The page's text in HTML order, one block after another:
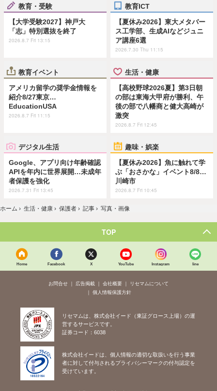
教育・受験
【大学受験2027】神戸大
「志」特別選抜を終了
2026.8.7 Fri 13:15
教育ICT
【夏休み2026】東大メタバー
ス工学部、生成AIなどジュニ
ア講座6選
2026.7.30 Thu 11:15
教育イベント
アメリカ留学の奨学金情報を
紹介8/27東京…
EducationUSA
2026.8.7 Fri 11:15
生活・健康
【高校野球2026夏】第3日朝
の部は東海大甲府が勝利、午
後の部で八幡商と健大高崎が
激突
2026.8.7 Fri 12:45
デジタル生活
Google、アプリ向け年齢確認
APIを年内に世界展開…未成年
者保護を強化
2026.7.31 Fri 13:45
趣味・娯楽
【夏休み2026】魚に触れて学
ぶ「おさかな」イベント8/8…
川崎市
2026.8.7 Fri 10:45
ホーム › 生活・健康 › 保護者 › 記事 › 写真・画像
TOP
Home Facebook X YouTube Instagram line
お問合せ 広告掲載 会社概要
リセマムについて
個人情報保護方針
リセマムは、株式会社イード（東証グロース上場）の運
営するサービスです。
証券コード：6038
株式会社イードは、個人情報の適切な取扱いを行う事業
者に対して付与されるプライバシーマークの付与認定を
受けています。